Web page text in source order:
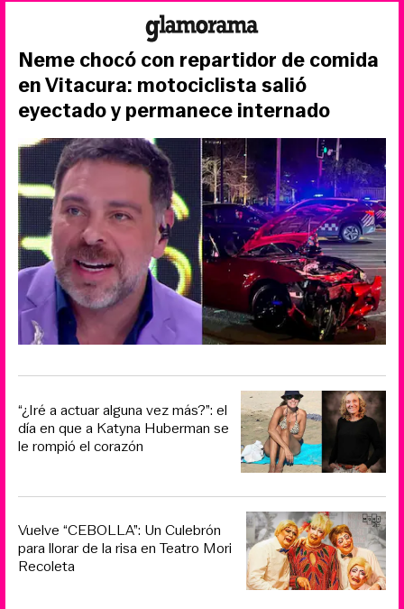
Neme chocó con repartidor de comida
en Vitacura: motociclista salió
eyectado y permanece internado
“¿Iré a actuar alguna vez más?”: el
día en que a Katyna Huberman se
le rompió el corazón
Vuelve “CEBOLLA”: Un Culebrón
para llorar de la risa en Teatro Mori
Recoleta